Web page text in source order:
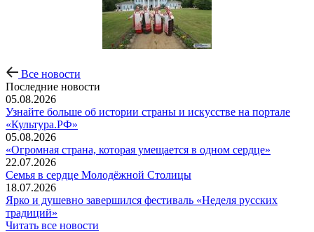
Все новости
Последние новости
05.08.2026
Узнайте больше об истории страны и искусстве на портале
«Культура.РФ»
05.08.2026
«Огромная страна, которая умещается в одном сердце»
22.07.2026
Семья в сердце Молодёжной Столицы
18.07.2026
Ярко и душевно завершился фестиваль «Неделя русских
традиций»
Читать все новости